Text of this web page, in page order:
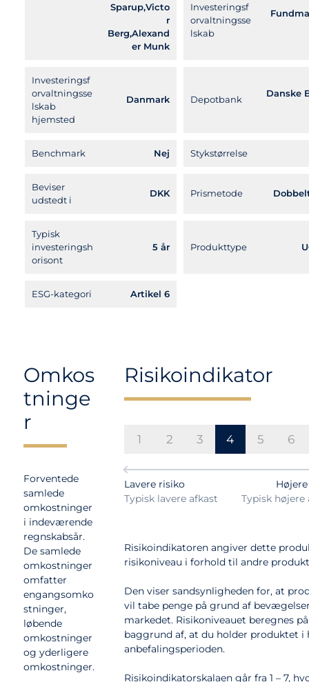
Sparup,Victo
r
Berg,Alexand
er Munk
Investeringsf
orvaltningsse
lskab
Investeringsf
orvaltningsse
lskab
hjemsted
Danmark Depotbank
Danske
Benchmark Nej Stykstørrelse
Beviser
udstedt i
DKK Prismetode
Typisk
investeringsh
orisont
5 år Produkttype
ESG-kategori Artikel 6
Omkos
tninge
r
Forventede
samlede
omkostninger
i indeværende
regnskabsår.
De samlede
omkostninger
omfatter
engangsomko
stninger,
løbende
omkostninger
og yderligere
omkostninger.
Risikoindikator
1 2 3 4 5 6
Lavere risiko
Typisk lavere afkast
Typisk højere
Risikoindikatoren angiver dette
risikoniveau i forhold til andre
Den viser sandsynligheden for, at
vil tabe penge på grund af
markedet. Risikoniveauet beregnes på
baggrund af, at du holder produktet i
anbefalingsperioden.
Risikoindikatorskalaen går fra 1 – 7,